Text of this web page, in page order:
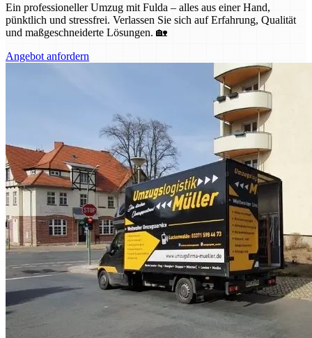
Ein professioneller Umzug mit Fulda – alles aus einer Hand,
pünktlich und stressfrei. Verlassen Sie sich auf Erfahrung, Qualität
und maßgeschneiderte Lösungen. 🏡
Angebot anfordern